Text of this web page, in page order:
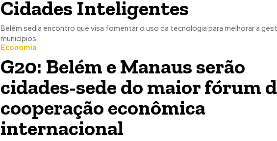
Cidades Inteligentes
Belém sedia encontro que visa fomentar o uso da tecnologia para melhorar a
municípios.
Economia
G20: Belém e Manaus serão
cidades-sede do maior fórum
cooperação econômica
internacional